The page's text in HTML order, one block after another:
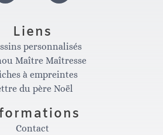
n
s
t
a
c
e
Liens
personnalisés
Maître Maîtresse
à empreintes
du père Noël
Contact